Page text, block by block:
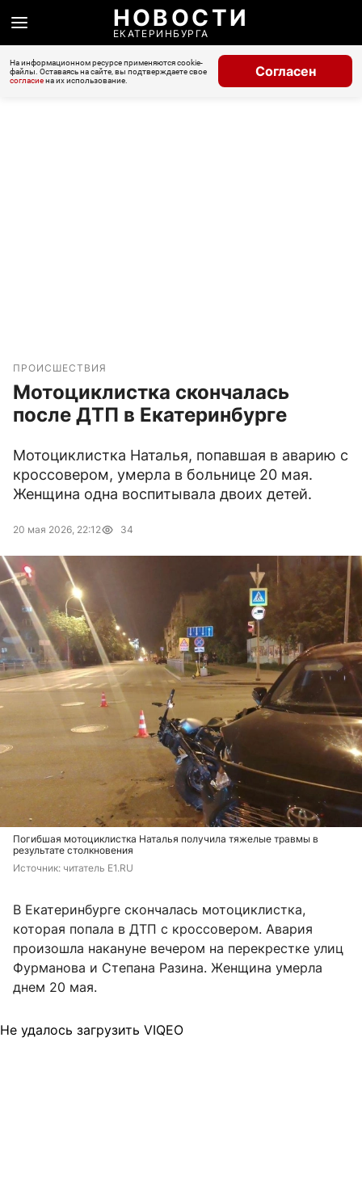
НОВОСТИ
ЕКАТЕРИНБУРГА
На информационном ресурсе применяются cookie-
файлы. Оставаясь на сайте, вы подтверждаете свое
согласиена их использование.
Согласен
ПРОИСШЕСТВИЯ
Мотоциклистка скончалась
после ДТП в Екатеринбурге
Мотоциклистка Наталья, попавшая в аварию с
кроссовером, умерла в больнице 20 мая.
Женщина одна воспитывала двоих детей.
20 мая 2026, 22:12 34
Погибшая мотоциклистка Наталья получила тяжелые травмы в
результате столкновения
Источник: читатель E1.RU
В Екатеринбурге скончалась мотоциклистка,
которая попала в ДТП с кроссовером. Авария
произошла накануне вечером на перекрестке улиц
Фурманова и Степана Разина. Женщина умерла
днем 20 мая.
Не удалось загрузить VIQEO